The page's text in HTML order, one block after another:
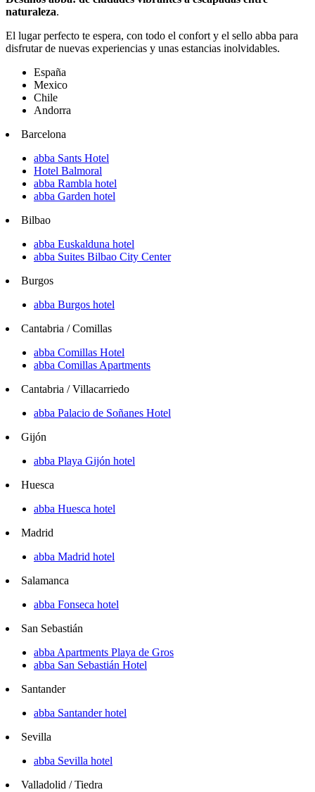
naturaleza.
El lugar perfecto te espera, con todo el confort y el sello abba para
disfrutar de nuevas experiencias y unas estancias inolvidables.
España
Mexico
Chile
Andorra
Barcelona
abba Sants Hotel
Hotel Balmoral
abba Rambla hotel
abba Garden hotel
Bilbao
abba Euskalduna hotel
abba Suites Bilbao City Center
Burgos
abba Burgos hotel
Cantabria / Comillas
abba Comillas Hotel
abba Comillas Apartments
Cantabria / Villacarriedo
abba Palacio de Soñanes Hotel
Gijón
abba Playa Gijón hotel
Huesca
abba Huesca hotel
Madrid
abba Madrid hotel
Salamanca
abba Fonseca hotel
San Sebastián
abba Apartments Playa de Gros
abba San Sebastián Hotel
Santander
abba Santander hotel
Sevilla
abba Sevilla hotel
Valladolid / Tiedra